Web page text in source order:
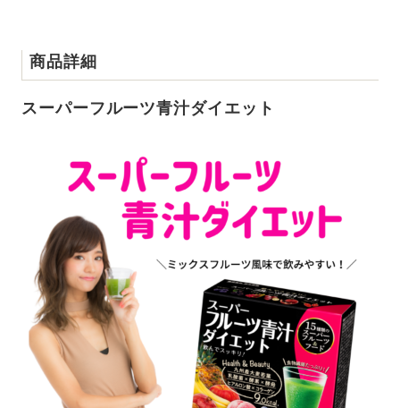
商品詳細
スーパーフルーツ青汁ダイエット